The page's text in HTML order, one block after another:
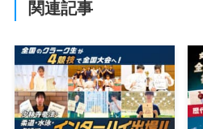
関連記事